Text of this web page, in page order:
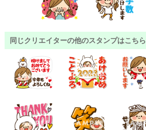
同じクリエイターの他のスタンプはこちら